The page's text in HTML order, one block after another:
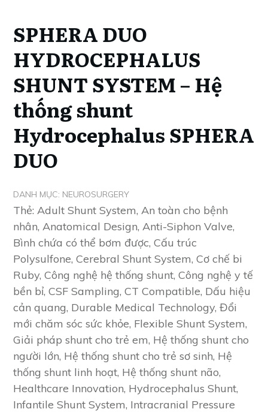
SPHERA DUO
HYDROCEPHALUS
SHUNT SYSTEM – Hệ
thống shunt
Hydrocephalus SPHERA
DUO
DANH MỤC: NEUROSURGERY
Thẻ: Adult Shunt System, An toàn cho bệnh
nhân, Anatomical Design, Anti-Siphon Valve,
Bình chứa có thể bơm được, Cấu trúc
Polysulfone, Cerebral Shunt System, Cơ chế bi
Ruby, Công nghệ hệ thống shunt, Công nghệ y tế
bền bỉ, CSF Sampling, CT Compatible, Dấu hiệu
cản quang, Durable Medical Technology, Đổi
mới chăm sóc sức khỏe, Flexible Shunt System,
Giải pháp shunt cho trẻ em, Hệ thống shunt cho
người lớn, Hệ thống shunt cho trẻ sơ sinh, Hệ
thống shunt linh hoạt, Hệ thống shunt não,
Healthcare Innovation, Hydrocephalus Shunt,
Infantile Shunt System, Intracranial Pressure